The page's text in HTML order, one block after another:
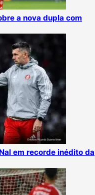
a nova dupla com
em recorde inédito da